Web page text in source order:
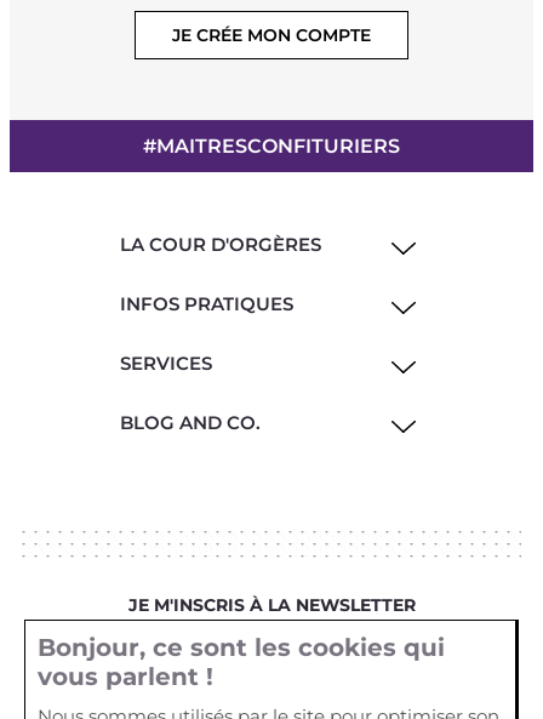
JE CRÉE MON COMPTE
#MAITRESCONFITURIERS
LA COUR D'ORGÈRES
INFOS PRATIQUES
SERVICES
BLOG AND CO.
JE M'INSCRIS À LA NEWSLETTER
Votre email
Bonjour, ce sont les cookies qui
vous parlent !